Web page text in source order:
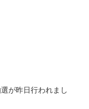
が昨日行われまし